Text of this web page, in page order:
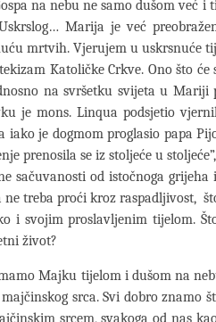
na nebu ne samo dušom već
Marija je već
mrtvih. Vjerujem u uskrsnuće
Katoličke Crkve. Ono što
na svršetku svijeta u Mariji
je mons. Linqua podsjetio
iako je dogmom proglasio papa
prenosila se iz stoljeće u
sačuvanosti od istočnoga
ne treba proći kroz raspadljivost,
i svojim proslavljenim tijelom.
život?
Majku tijelom i dušom na
srca. Svi dobro znamo
srcem, svakoga od nas